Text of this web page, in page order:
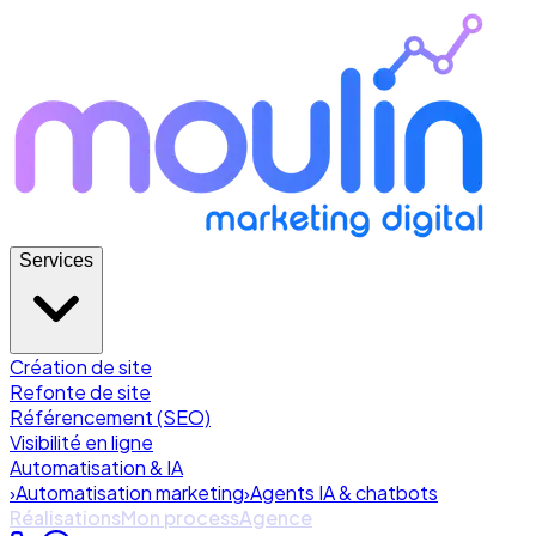
Services
Création de site
Refonte de site
Référencement (SEO)
Visibilité en ligne
Automatisation & IA
›Automatisation marketing›Agents IA & chatbots
RéalisationsMon processAgence